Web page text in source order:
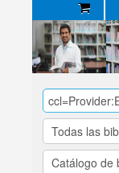
Central
EsSalud